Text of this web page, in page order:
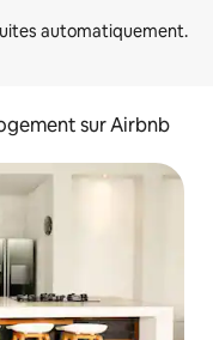
sur Airbnb